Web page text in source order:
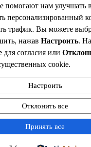
08:00 — 17:00
08:00 — 16:00
Dam olish
Ilmiy-Amaliy
huquqlar
Kontaktlar
помогают нам улучшать
персонализированный
трафик. Вы можете
нажав Настроить.
для согласия или
cookie.
Настроить
Отклонить все
Принять все